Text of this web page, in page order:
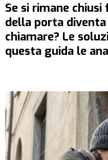
Se si rimane chiusi
della porta diventa
chiamare? Le
questa guida le